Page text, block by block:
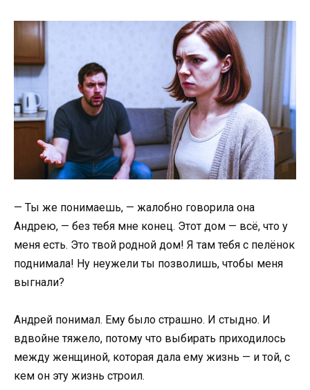
— Ты же понимаешь, — жалобно говорила она
Андрею, — без тебя мне конец. Этот дом — всё, что у
меня есть. Это твой родной дом! Я там тебя с пелёнок
поднимала! Ну неужели ты позволишь, чтобы меня
выгнали?
Андрей понимал. Ему было страшно. И стыдно. И
вдвойне тяжело, потому что выбирать приходилось
между женщиной, которая дала ему жизнь — и той, с
кем он эту жизнь строил.